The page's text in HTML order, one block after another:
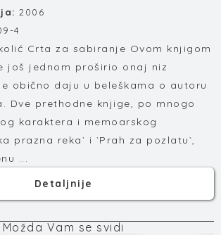
2006
4
Crta za sabiranje Ovom knjigom
još jednom proširio onaj niz
obično daju u beleškama o autoru
Dve prethodne knjige, po mnogo
karaktera i memoarskog
prazna reka` i `Prah za pozlatu`,
...
Detaljnije
Možda Vam se svidi